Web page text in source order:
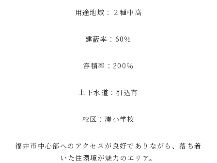
用途地域：２種中高
建蔽率：60％
容積率：200％
上下水道：引込有
校区：湊小学校
福井市中心部へのアクセスが良好でありながら、落ち着
いた住環境が魅力のエリア。